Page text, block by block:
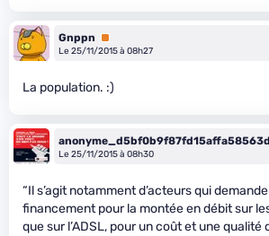
Gnppn
Premium
Le 25/11/2015 à 08h27
La population. :)
Le 25/11/2015 à 08h30
“Il s’agit notamment d’acteurs qui
financement pour la montée en débit sur
que sur l’ADSL, pour un coût et une